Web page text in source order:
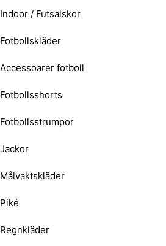
Indoor / Futsalskor
Fotbollskläder
Accessoarer fotboll
Fotbollsshorts
Fotbollsstrumpor
Jackor
Målvaktskläder
Piké
Regnkläder